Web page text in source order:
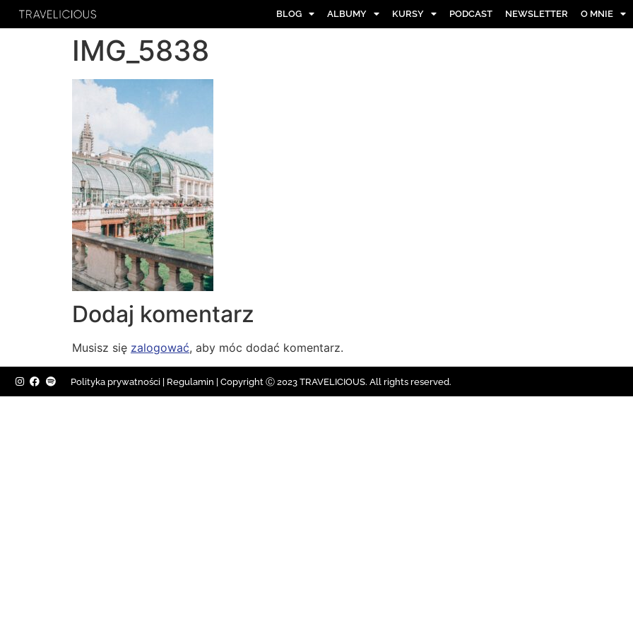
BLOG ALBUMY KURSY PODCAST NEWSLETTER O MNIE
IMG_5838
Dodaj komentarz
Musisz się zalogować, aby móc dodać komentarz.
Polityka prywatności Regulamin | Copyright Ⓒ 2023 TRAVELICIOUS. All rights reserved.